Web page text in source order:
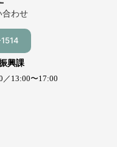
合わせ
興課
13:00〜17:00